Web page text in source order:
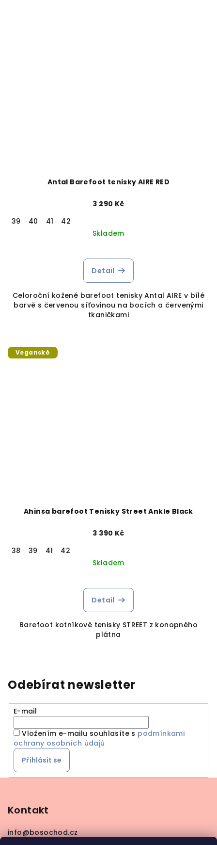
Antal Barefoot tenisky AIRE RED
3 290 Kč
39
40 41
42
Skladem
Detail
Celoroční kožené barefoot tenisky Antal AIRE v bílé
barvě s červenou síťovinou na bocích a červenými
tkaničkami
Veganské
Ahinsa barefoot Tenisky Street Ankle Black
3 390 Kč
38
39 41
42
Skladem
Detail
Barefoot kotníkové tenisky STREET z konopného
plátna
Odebírat newsletter
E-mail
Vložením e-mailu souhlasíte s podmínkami
ochrany osobních údajů
Přihlásit se
t
Kontakt
info@bosochod.cz